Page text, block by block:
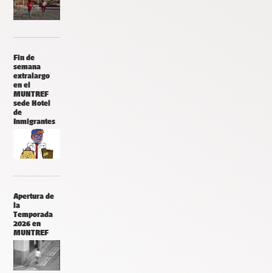
Fin de
semana
extralargo
en el
MUNTREF
sede Hotel
de
Inmigrantes
Apertura de
la
Temporada
2026 en
MUNTREF